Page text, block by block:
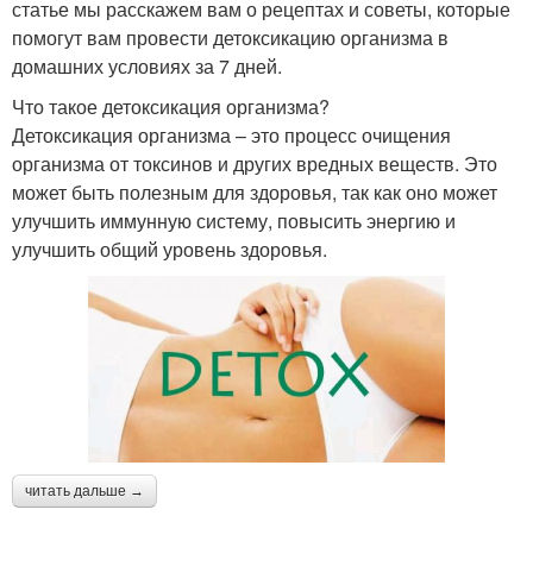
статье мы расскажем вам о рецептах и советы, которые
помогут вам провести детоксикацию организма в
домашних условиях за 7 дней.
Что такое детоксикация организма?
Детоксикация организма – это процесс очищения
организма от токсинов и других вредных веществ. Это
может быть полезным для здоровья, так как оно может
улучшить иммунную систему, повысить энергию и
улучшить общий уровень здоровья.
читать дальше →